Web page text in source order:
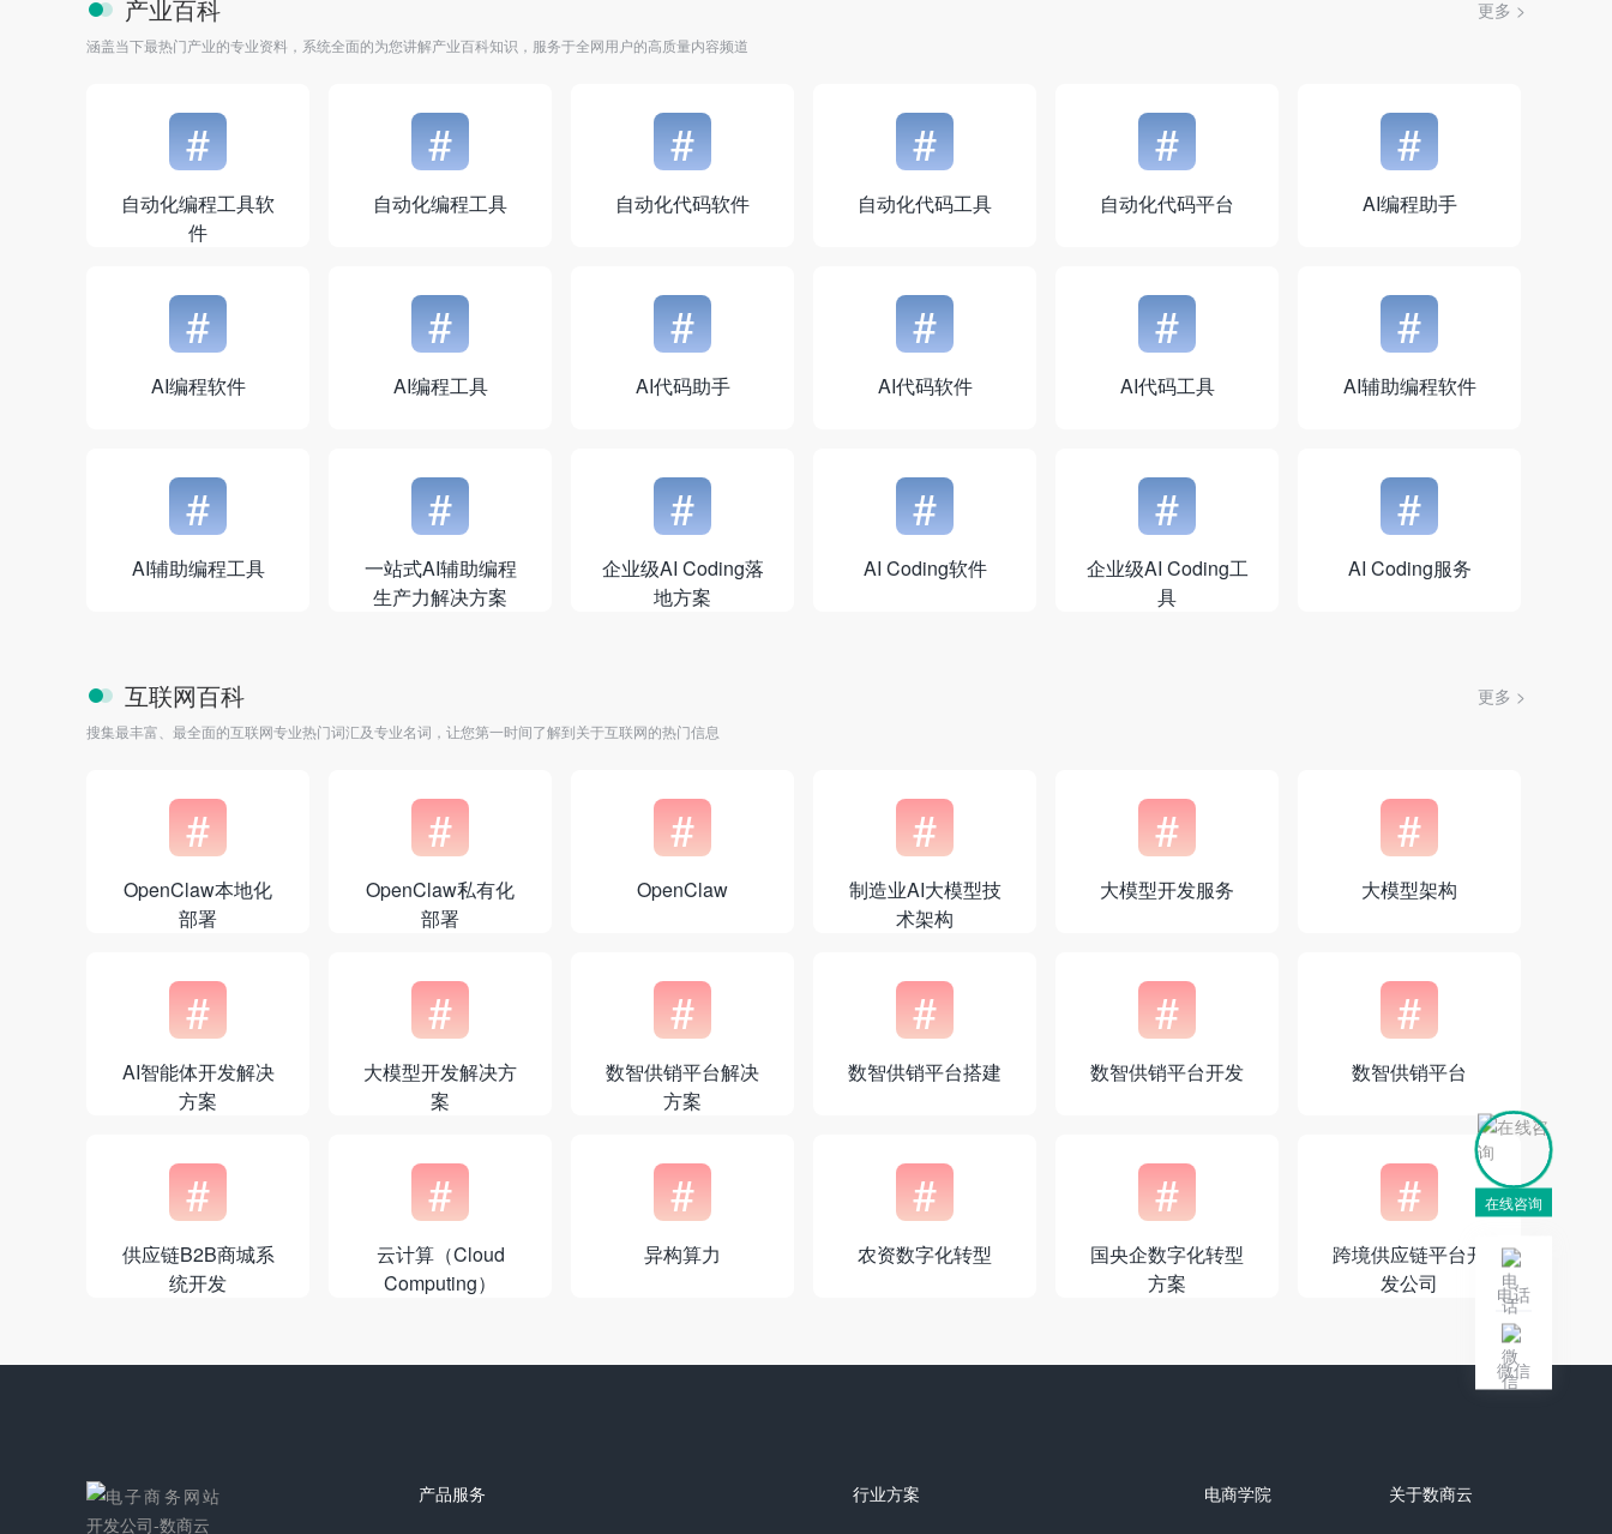
产业百科 更多 >
涵盖当下最热门产业的专业资料，系统全面的为您讲解产业百科知识，服务于全网用户的高质量内容频道
#
自动化编程工具软
件
#
自动化编程工具
#
自动化代码软件
#
自动化代码工具
#
自动化代码平台
#
AI编程助手
#
AI编程软件
#
AI编程工具
#
AI代码助手
#
AI代码软件
#
AI代码工具
#
AI辅助编程软件
#
AI辅助编程工具
#
一站式AI辅助编程
生产力解决方案
#
企业级AI Coding落
地方案
#
AI Coding软件
#
企业级AI Coding工
具
#
AI Coding服务
互联网百科 更多 >
搜集最丰富、最全面的互联网专业热门词汇及专业名词，让您第一时间了解到关于互联网的热门信息
#
OpenClaw本地化
部署
#
OpenClaw私有化
部署
#
OpenClaw
#
制造业AI大模型技
术架构
#
大模型开发服务
#
大模型架构
#
AI智能体开发解决
方案
#
大模型开发解决方
案
#
数智供销平台解决
方案
#
数智供销平台搭建
#
数智供销平台开发
#
数智供销平台
#
供应链B2B商城系
统开发
#
云计算（Cloud
Computing）
#
异构算力
#
农资数字化转型
#
国央企数字化转型
方案
#
跨境供应链平台开
发公司
产品服务 行业方案 电商学院 关于数商云
在线咨询
电话
微信